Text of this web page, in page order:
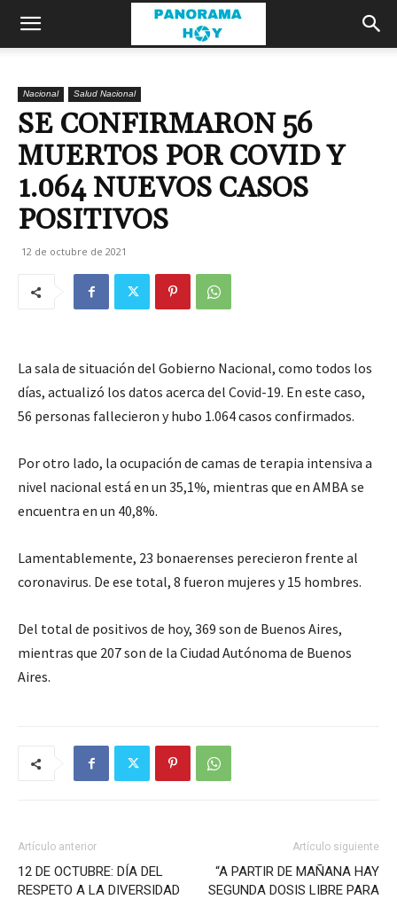
Nacional Salud Nacional
SE CONFIRMARON 56
MUERTOS POR COVID Y
1.064 NUEVOS CASOS
POSITIVOS
12 de octubre de 2021
La sala de situación del Gobierno Nacional, como todos los
días, actualizó los datos acerca del Covid-19. En este caso,
56 personas fallecieron y hubo 1.064 casos confirmados.
Por otro lado, la ocupación de camas de terapia intensiva a
nivel nacional está en un 35,1%, mientras que en AMBA se
encuentra en un 40,8%.
Lamentablemente, 23 bonaerenses perecieron frente al
coronavirus. De ese total, 8 fueron mujeres y 15 hombres.
Del total de positivos de hoy, 369 son de Buenos Aires,
mientras que 207 son de la Ciudad Autónoma de Buenos
Aires.
Artículo anterior
12 DE OCTUBRE: DÍA DEL
RESPETO A LA DIVERSIDAD
Artículo siguiente
“A PARTIR DE MAÑANA HAY
SEGUNDA DOSIS LIBRE PARA